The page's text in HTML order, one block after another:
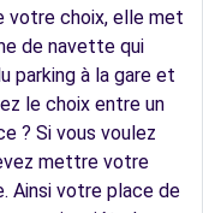
votre choix, elle met
de navette qui
parking à la gare et
le choix entre un
? Si vous voulez
mettre votre
Ainsi votre place de